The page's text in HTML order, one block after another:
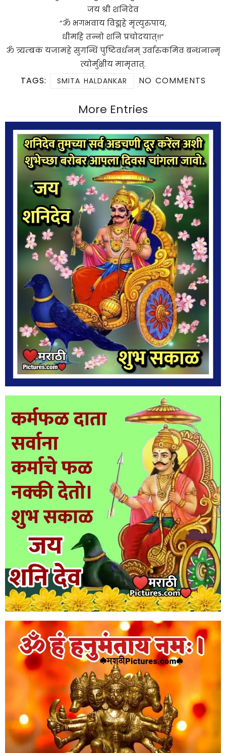
जय श्री शनिदेव
“ॐ भगभवाय विद्महे मृत्युरुपाय,
धीमहि तन्नो शनि प्रचोदयात्!!”
ॐ त्र्यम्बकं यजामहे सुगन्धिं पुष्टिवर्धनम् उर्वारुकमिव बन्धनान्मृ
त्योर्मुक्षीय मामृतात्.
TAGS: SMITA HALDANKAR NO COMMENTS
More Entries